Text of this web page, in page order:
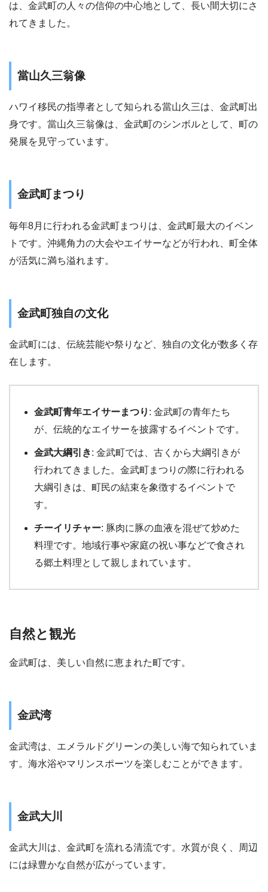
は、金武町の人々の信仰の中心地として、長い間大切にさ
れてきました。
當山久三翁像
ハワイ移民の指導者として知られる當山久三は、金武町出
身です。當山久三翁像は、金武町のシンボルとして、町の
発展を見守っています。
金武町まつり
毎年8月に行われる金武町まつりは、金武町最大のイベン
トです。沖縄角力の大会やエイサーなどが行われ、町全体
が活気に満ち溢れます。
金武町独自の文化
金武町には、伝統芸能や祭りなど、独自の文化が数多く存
在します。
金武町青年エイサーまつり : 金武町の青年たち
が、伝統的なエイサーを披露するイベントです。
金武大綱引き: 金武町では、古くから大綱引きが
行われてきました。金武町まつりの際に行われる
大綱引きは、町民の結束を象徴するイベントで
す。
チーイリチャー: 豚肉に豚の血液を混ぜて炒めた
料理です。地域行事や家庭の祝い事などで食され
る郷土料理として親しまれています。
自然と観光
金武町は、美しい自然に恵まれた町です。
金武湾
金武湾は、エメラルドグリーンの美しい海で知られていま
す。海水浴やマリンスポーツを楽しむことができます。
金武大川
金武大川は、金武町を流れる清流です。水質が良く、周辺
には緑豊かな自然が広がっています。